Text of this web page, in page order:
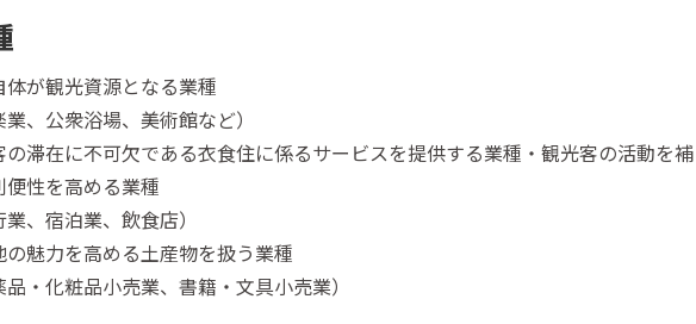
体が観光資源となる業種
業、公衆浴場、美術館など）
の滞在に不可欠である衣食住に係るサービスを提供する業種・観光客の活動を補
便性を高める業種
業、宿泊業、飲食店）
の魅力を高める土産物を扱う業種
品・化粧品小売業、書籍・文具小売業）